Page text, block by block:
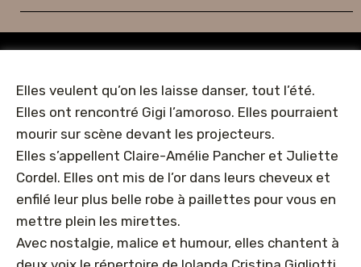
Elles veulent qu’on les laisse danser, tout l’été.
Elles ont rencontré Gigi l’amoroso. Elles pourraient
mourir sur scène devant les projecteurs.
Elles s’appellent Claire-Amélie Pancher et Juliette
Cordel. Elles ont mis de l’or dans leurs cheveux et
enfilé leur plus belle robe à paillettes pour vous en
mettre plein les mirettes.
Avec nostalgie, malice et humour, elles chantent à